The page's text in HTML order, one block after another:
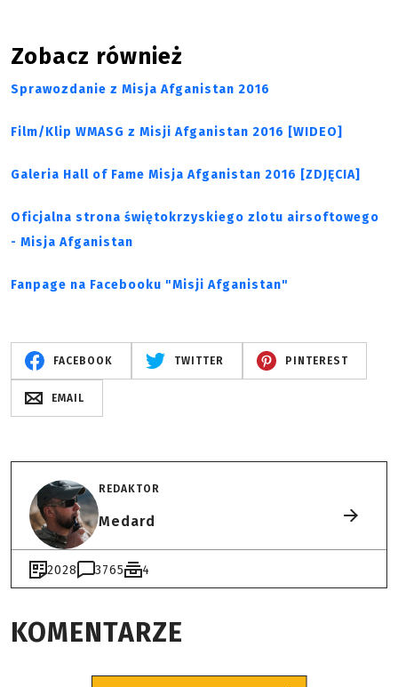
Zobacz również
Sprawozdanie z Misja Afganistan 2016
Film/Klip WMASG z Misji Afganistan 2016 [WIDEO]
Galeria Hall of Fame Misja Afganistan 2016 [ZDJĘCIA]
Oficjalna strona świętokrzyskiego zlotu airsoftowego
- Misja Afganistan
Fanpage na Facebooku "Misji Afganistan"
FACEBOOK TWITTER PINTEREST
EMAIL
REDAKTOR
Medard
2028 3765 4
KOMENTARZE